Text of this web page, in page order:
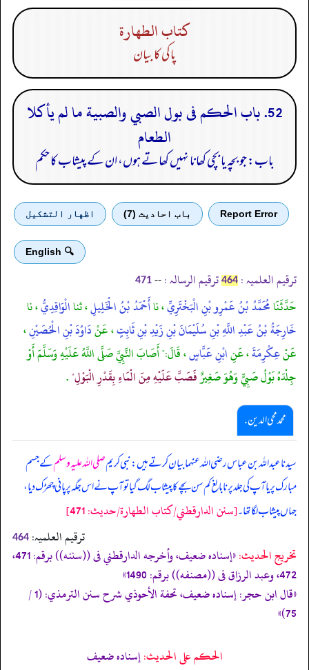
كتاب الطهارة
پاکی کا بیان
52. باب الحكم فى بول الصبي والصبية ما لم يأكلا
الطعام
باب: جو بچہ یا بچی کھانا نہیں کھاتے ہوں، ان کے پیشاب کا حکم
Report Error باب احادیث (7) اظهار التشكيل
🔍 English
ترقیم العلمیہ : 464 ترقیم الرسالہ : --
471
حَدَّثَنَامُحَمَّدُ بْنُ عَمْرِو بْنِ الْبَخْتَرِيِّ، ناأَحْمَدُ بْنُ الْخَلِيلِ، ثناالْوَاقِدِيُّ، نا
خَارِجَةُ بْنُ عَبْدِ اللَّهِ بْنِ سُلَيْمَانَ بْنِ زَيْدِ بْنِ ثَابِتٍ، عَنْدَاوُدَ بْنِ الْحُصَيْنِ،
عَنْعِكْرِمَةَ، عَنِابْنِ عَبَّاسٍ، قَالَ:" أَصَابَ النَّبِيَّ صَلَّى اللَّهُ عَلَيْهِ وَسَلَّمَ أَوْ
جِلْدَهُ بَوْلُ صَبِيٍّ وَهُوَ صَغِيرٌفَصَبَّ عَلَيْهِ مِنَ الْمَاءِ بِقَدْرِ الْبَوْلِ".
محمد محی الدین .
سیدنا عبداللہ بن عباس رضی اللہ عنہما بیان کرتے ہیں: نبی کریمصلی اللہ علیہ وسلمکے جسم
مبارک پر یا آپ کی جلد پر نابالغ کم سن بچے کا پیشاب لگ گیا تو آپ نے اس جگہ پر پانی چھڑک دیا،
جہاں پیشاب لگا تھا۔[سنن الدارقطني/كتاب الطهارة/حدیث: 471]
ترقیم العلمیہ: 464
تخریج الحدیث:
«إسناده ضعيف، وأخرجه الدارقطني فى ((سننه)) برقم: 471،
472، وعبد الرزاق فى ((مصنفه)) برقم: 1490»
«قال ابن حجر: إسناده ضعيف، تحفة الأحوذي شرح سنن الترمذي: (1 /
75)»
الحكم على الحديث:إسناده ضعيف